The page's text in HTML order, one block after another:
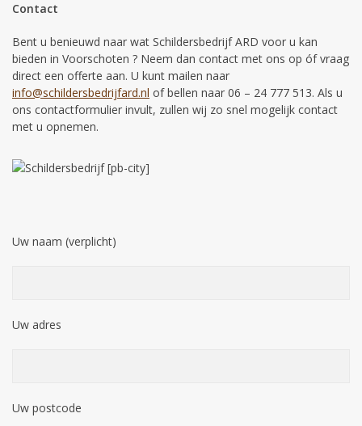
Contact
Bent u benieuwd naar wat Schildersbedrijf ARD voor u kan
bieden in Voorschoten ? Neem dan contact met ons op óf vraag
direct een offerte aan. U kunt mailen naar
info@schildersbedrijfard.nl of bellen naar 06 – 24 777 513. Als u
ons contactformulier invult, zullen wij zo snel mogelijk contact
met u opnemen.
Uw naam (verplicht)
Uw adres
Uw postcode